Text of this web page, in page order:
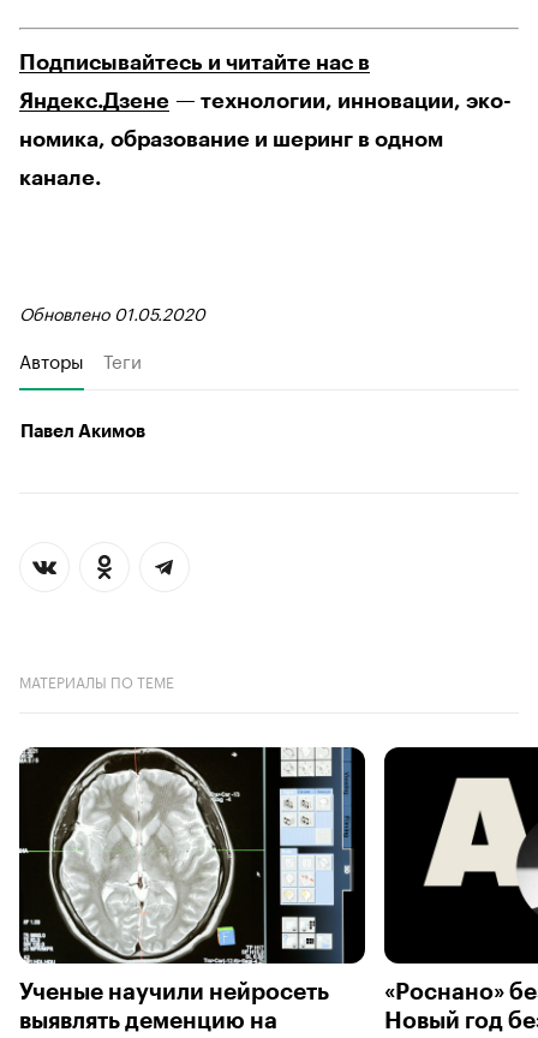
Подписывайтесь и читайте нас в
Яндекс.Дзене — технологии, инновации, эко-
номика, образование и шеринг в одном
канале.
Обновлено 01.05.2020
Авторы Теги
Павел Акимов
МАТЕРИАЛЫ ПО ТЕМЕ
Ученые научили нейросеть
выявлять деменцию на
«Роснано»
Новый год